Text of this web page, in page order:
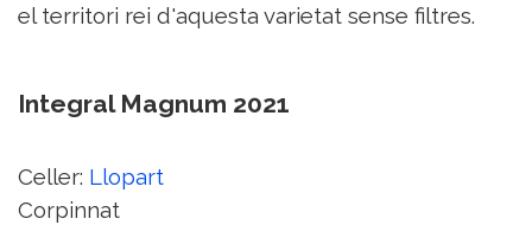
el territori rei d'aquesta varietat sense filtres.
Integral Magnum 2021
Celler: Llopart
Corpinnat